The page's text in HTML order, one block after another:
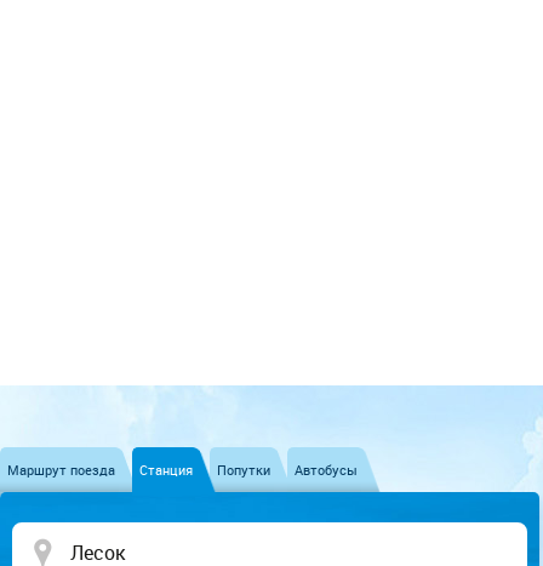
Маршрут поезда Станция Попутки Автобусы